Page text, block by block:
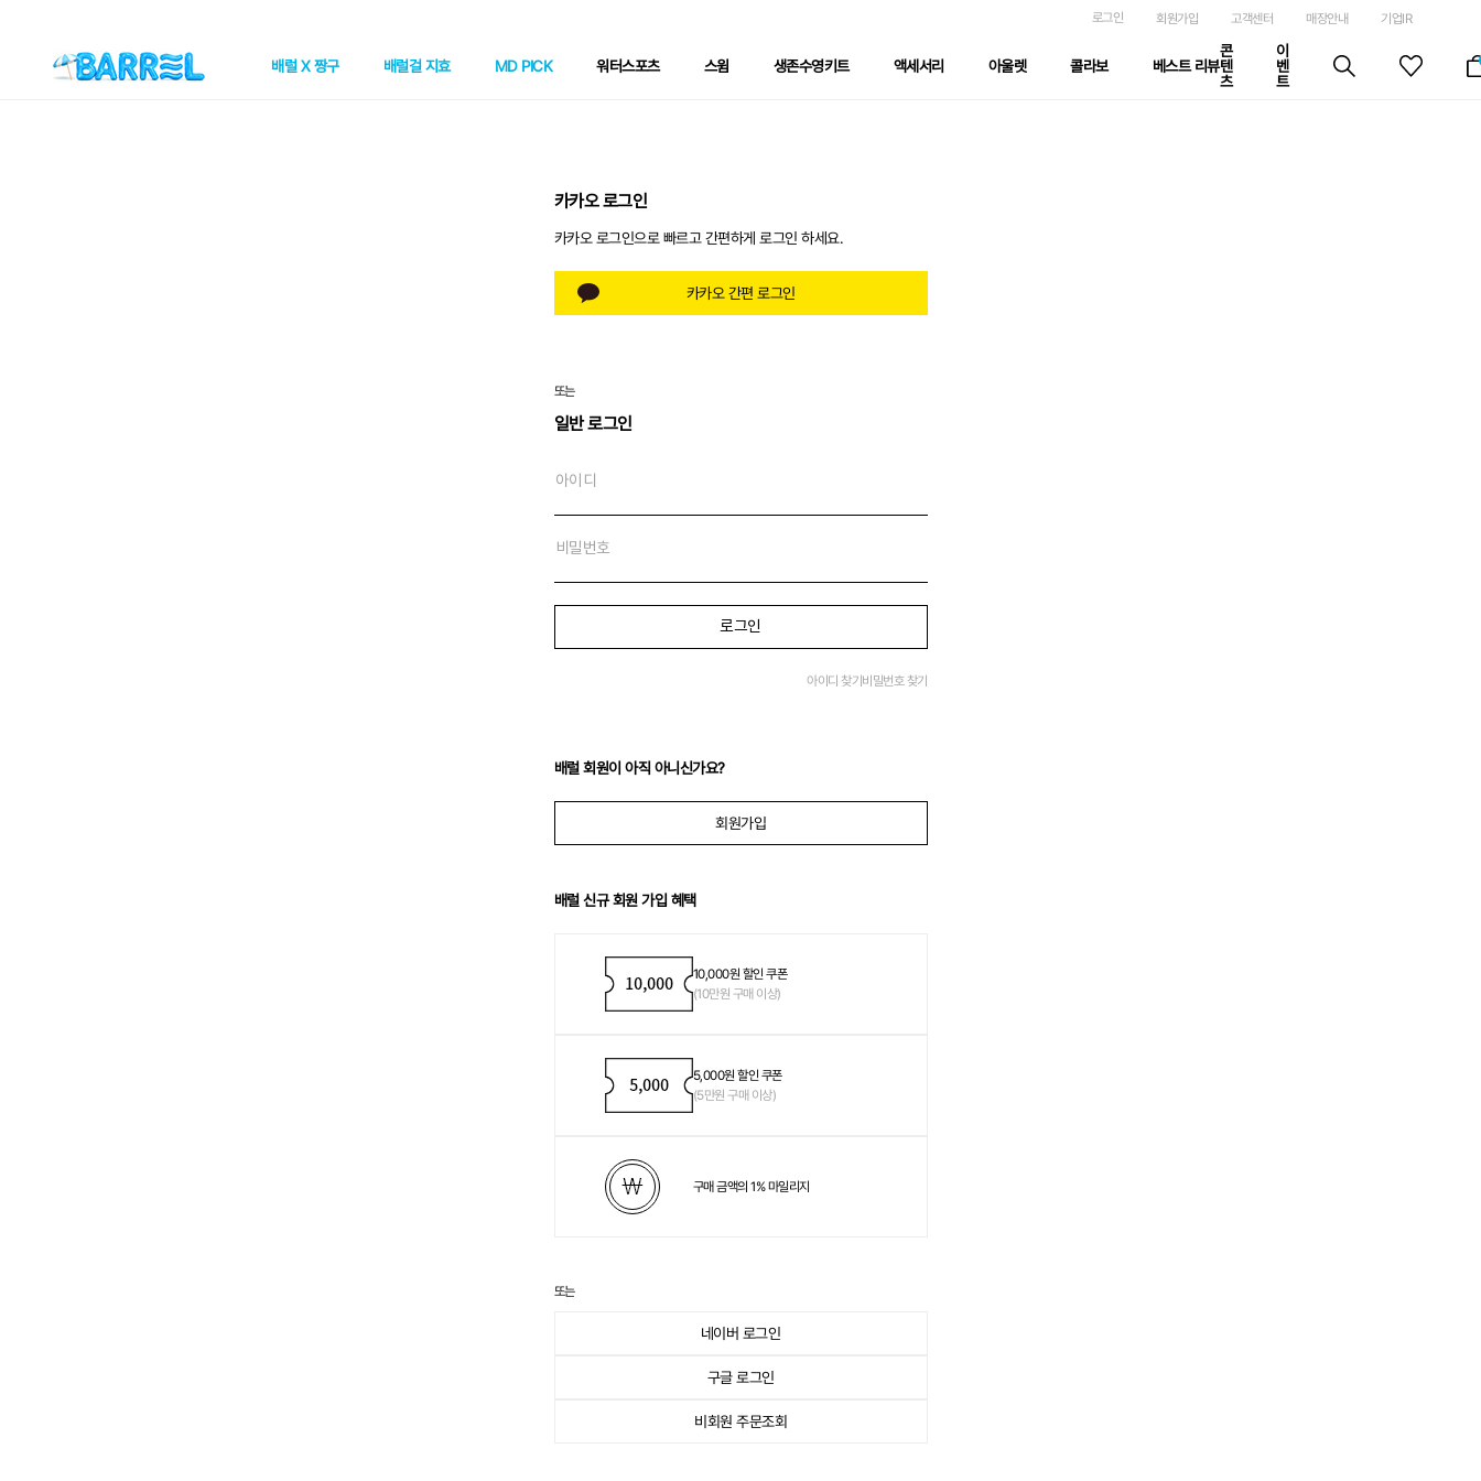
로그인 회원가입 고객센터 매장안내 기업IR
배럴 X 짱구 배럴걸 지효 MD PICK 워터스포츠 스윔 생존수영키트 액세서리 아울렛 콜라보 베스트 리뷰
콘
텐
츠
이
벤
트
카카오 로그인
카카오 로그인으로 빠르고 간편하게 로그인 하세요.
카카오 간편 로그인
또는
일반 로그인
로그인
아이디 찾기 비밀번호 찾기
배럴 회원이 아직 아니신가요?
회원가입
배럴 신규 회원 가입 혜택
10,000원 할인 쿠폰
(10만원 구매 이상)
5,000원 할인 쿠폰
(5만원 구매 이상)
구매 금액의 1% 마일리지
또는
네이버 로그인
구글 로그인
Sign in
비회원 주문조회